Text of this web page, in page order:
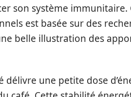
son système immunitaire.
est basée sur des
belle illustration des
une petite dose